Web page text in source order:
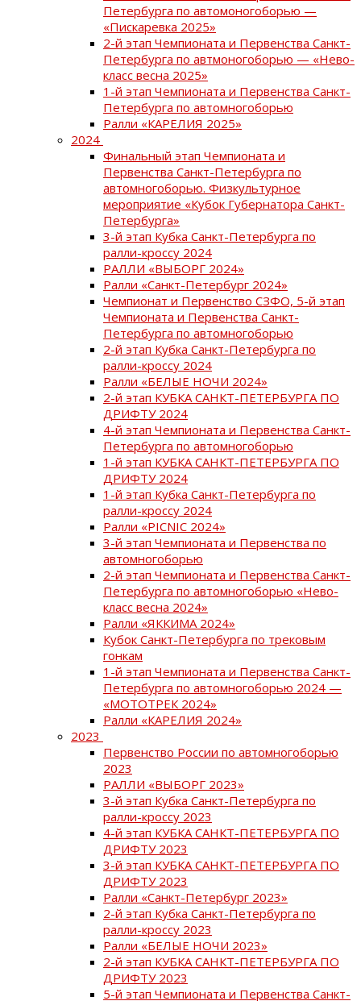
Петербурга по автомоногоборью —
«Пискаревка 2025»
2-й этап Чемпионата и Первенства Санкт-
Петербурга по автмоногоборью — «Нево-
класс весна 2025»
1-й этап Чемпионата и Первенства Санкт-
Петербурга по автомногоборью
Ралли «КАРЕЛИЯ 2025»
2024
Финальный этап Чемпионата и
Первенства Санкт-Петербурга по
автомногоборью. Физкультурное
мероприятие «Кубок Губернатора Санкт-
Петербурга»
3-й этап Кубка Санкт-Петербурга по
ралли-кроссу 2024
РАЛЛИ «ВЫБОРГ 2024»
Ралли «Санкт-Петербург 2024»
Чемпионат и Первенство СЗФО, 5-й этап
Чемпионата и Первенства Санкт-
Петербурга по автомногоборью
2-й этап Кубка Санкт-Петербурга по
ралли-кроссу 2024
Ралли «БЕЛЫЕ НОЧИ 2024»
2-й этап КУБКА САНКТ-ПЕТЕРБУРГА ПО
ДРИФТУ 2024
4-й этап Чемпионата и Первенства Санкт-
Петербурга по автомногоборью
1-й этап КУБКА САНКТ-ПЕТЕРБУРГА ПО
ДРИФТУ 2024
1-й этап Кубка Санкт-Петербурга по
ралли-кроссу 2024
Ралли «PICNIC 2024»
3-й этап Чемпионата и Первенства по
автомногоборью
2-й этап Чемпионата и Первенства Санкт-
Петербурга по автомногоборью «Нево-
класс весна 2024»
Ралли «ЯККИМА 2024»
Кубок Санкт-Петербурга по трековым
гонкам
1-й этап Чемпионата и Первенства Санкт-
Петербурга по автомногоборью 2024 —
«МОТОТРЕК 2024»
Ралли «КАРЕЛИЯ 2024»
2023
Первенство России по автомногоборью
2023
РАЛЛИ «ВЫБОРГ 2023»
3-й этап Кубка Санкт-Петербурга по
ралли-кроссу 2023
4-й этап КУБКА САНКТ-ПЕТЕРБУРГА ПО
ДРИФТУ 2023
3-й этап КУБКА САНКТ-ПЕТЕРБУРГА ПО
ДРИФТУ 2023
Ралли «Санкт-Петербург 2023»
2-й этап Кубка Санкт-Петербурга по
ралли-кроссу 2023
Ралли «БЕЛЫЕ НОЧИ 2023»
2-й этап КУБКА САНКТ-ПЕТЕРБУРГА ПО
ДРИФТУ 2023
5-й этап Чемпионата и Первенства Санкт-